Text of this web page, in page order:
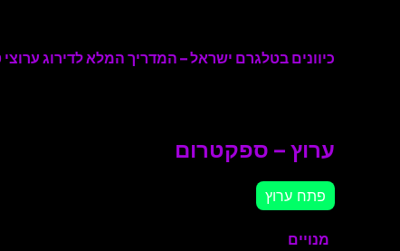
כיוונים בטלגרם ישראל – המדריך המלא לדירוג ערוצי
ערוץ – ספקטרום
פתח ערוץ
מנויים